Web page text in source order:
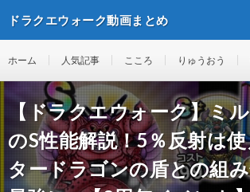
ドラクエウォーク動画まとめ
ホーム 人気記事 こころ りゅうおう
【ドラクエウォーク】ミ
のS性能解説！5％反射は
タードラゴンの盾との組